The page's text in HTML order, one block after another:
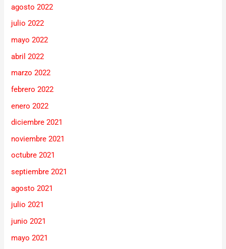
agosto 2022
julio 2022
mayo 2022
abril 2022
marzo 2022
febrero 2022
enero 2022
diciembre 2021
noviembre 2021
octubre 2021
septiembre 2021
agosto 2021
julio 2021
junio 2021
mayo 2021